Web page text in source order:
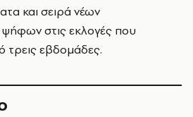
και σειρά νέων
στις εκλογές που
τρεις εβδομάδες.